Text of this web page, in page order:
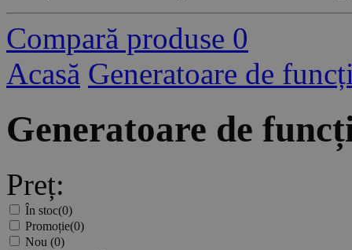
Compară produse 0
Acasă Generatoare de
Generatoare de
Preț:
În stoc(0)
Promoție(0)
Nou (0)